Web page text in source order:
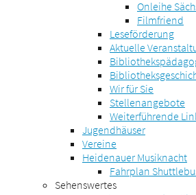
Onleihe
Filmfriend
Leseförderung
Aktuelle
Wir für Sie
Stellenangebote
Weiterführende
Jugendhäuser
Vereine
Heidenauer Musiknacht
Fahrplan
Sehenswertes